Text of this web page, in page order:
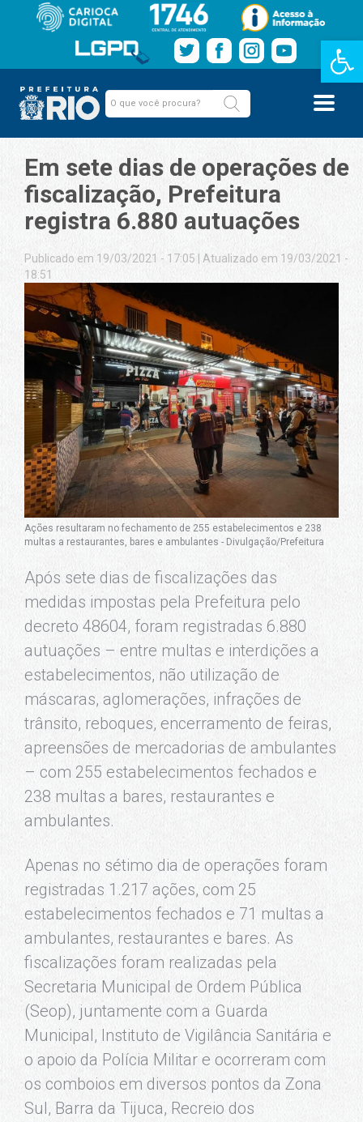
Barra de
Em sete dias de operações de
fiscalização, Prefeitura
registra 6.880 autuações
Publicado em 19/03/2021 - 17:05
Atualizado em 19/03/2021 -
18:51
Ações resultaram no fechamento de 255 estabelecimentos e 238
multas a restaurantes, bares e ambulantes - Divulgação/Prefeitura
Após sete dias de fiscalizações das
medidas impostas pela Prefeitura pelo
decreto 48604, foram registradas 6.880
autuações – entre multas e interdições a
estabelecimentos, não utilização de
máscaras, aglomerações, infrações de
trânsito, reboques, encerramento de feiras,
apreensões de mercadorias de ambulantes
– com 255 estabelecimentos fechados e
238 multas a bares, restaurantes e
ambulantes.
Apenas no sétimo dia de operações foram
registradas 1.217 ações, com 25
estabelecimentos fechados e 71 multas a
ambulantes, restaurantes e bares. As
fiscalizações foram realizadas pela
Secretaria Municipal de Ordem Pública
(Seop), juntamente com a Guarda
Municipal, Instituto de Vigilância Sanitária e
o apoio da Polícia Militar e ocorreram com
os comboios em diversos pontos da Zona
Sul, Barra da Tijuca, Recreio dos